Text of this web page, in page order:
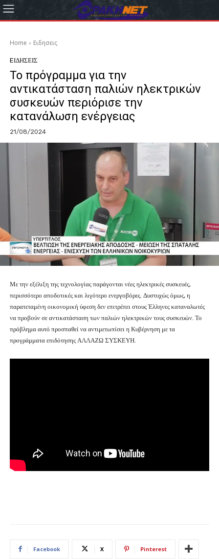
Home Eιδησεις
EΙΔΗΣΕΙΣ
Το πρόγραμμα για την
αντικατάσταση παλιών ηλεκτρικών
συσκευών περιόρισε την
κατανάλωση ενέργειας
21/08/2024
Με την εξέλιξη της τεχνολογίας παράγονται νέες ηλεκτρικές συσκευές,
περισσότερο αποδοτικές και λιγότερο ενεργοβόρες. Δυστυχώς όμως, η
παρατεταμένη οικονομική ύφεση δεν επιτρέπει στους Έλληνες καταναλωτές
να προβούν σε αντικατάσταση των παλιών ηλεκτρικών τους συσκευών. Το
πρόβλημα αυτό προσπαθεί να αντιμετωπίσει η Κυβέρνηση με τα
προγράμματα επιδότησης ΑΛΛΑΖΩ ΣΥΣΚΕΥΗ.
Facebook X Pinterest